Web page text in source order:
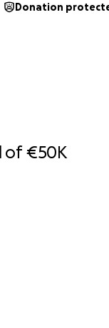
of€50K
Donation